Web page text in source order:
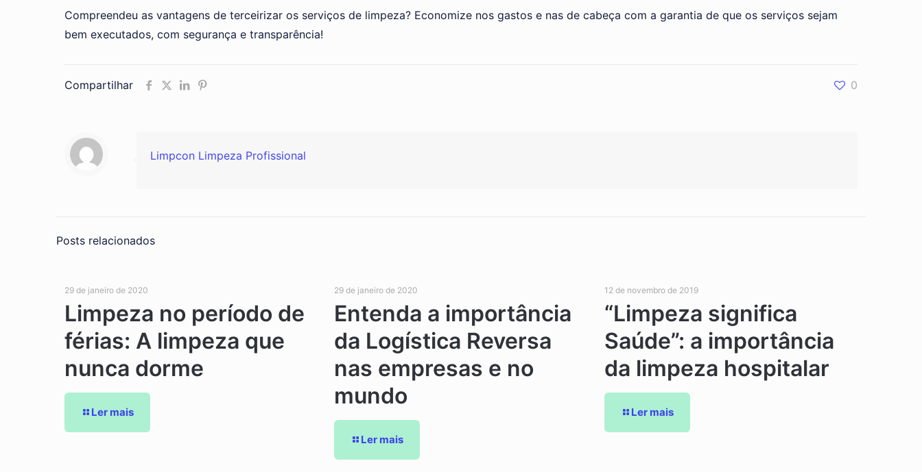
Compreendeu as vantagens de terceirizar os serviços de limpeza? Economize nos gastos e nas de cabeça com a garantia de que os serviços sejam
bem executados, com segurança e transparência!
Compartilhar 0
Limpcon Limpeza Profissional
Posts relacionados
29 de janeiro de 2020
Limpeza no período de
férias: A limpeza que
nunca dorme
Ler mais
29 de janeiro de 2020
Entenda a importância
da Logística Reversa
nas empresas e no
mundo
Ler mais
12 de novembro de 2019
“Limpeza significa
Saúde”: a importância
da limpeza hospitalar
Ler mais